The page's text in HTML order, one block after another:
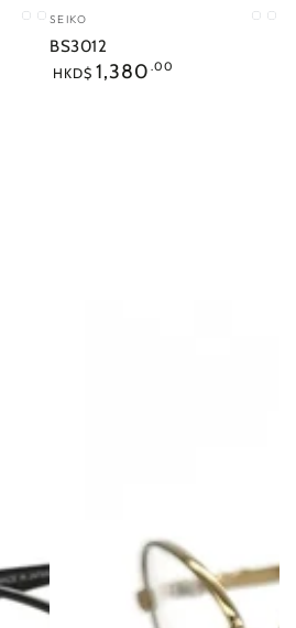
0102
小
販：
SEIKO 0103
BS3012
正
HKD$ 1,380 .00